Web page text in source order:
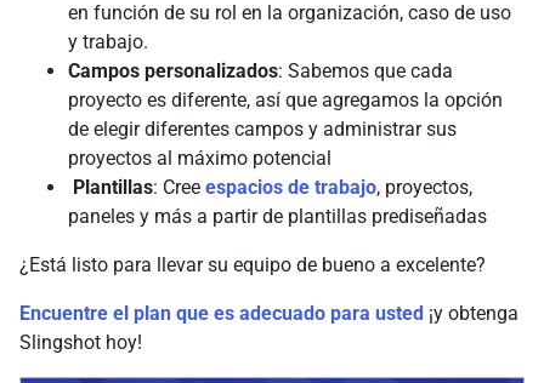
en función de su rol en la organización, caso de uso
y trabajo.
Campos personalizados: Sabemos que cada
proyecto es diferente, así que agregamos la opción
de elegir diferentes campos y administrar sus
proyectos al máximo potencial
Plantillas: Cree espacios de trabajo, proyectos,
paneles y más a partir de plantillas prediseñadas
¿Está listo para llevar su equipo de bueno a excelente?
Encuentre el plan que es adecuado para usted ¡y obtenga
Slingshot hoy!